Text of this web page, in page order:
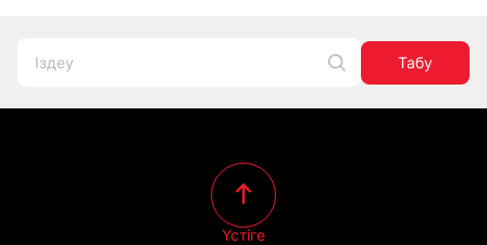
Табу
Үстіге